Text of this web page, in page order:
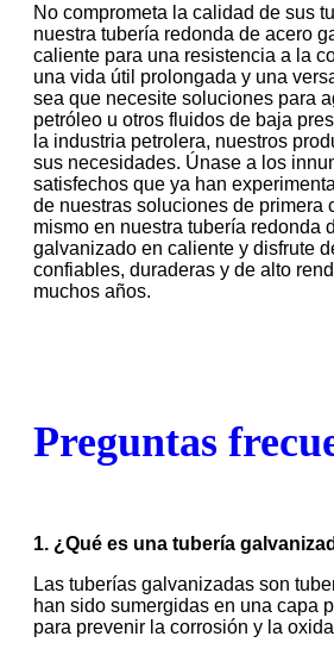
No comprometa la calidad de sus
nuestra tubería redonda de acero
caliente para una resistencia a la
una vida útil prolongada y una
sea que necesite soluciones para
petróleo u otros fluidos de baja
la industria petrolera, nuestros
sus necesidades. Únase a los
satisfechos que ya han
de nuestras soluciones de primera
mismo en nuestra tubería redonda
galvanizado en caliente y disfrute
confiables, duraderas y de alto
muchos años.
Preguntas
1. ¿Qué es una tubería
Las tuberías galvanizadas son
han sido sumergidas en una capa
para prevenir la corrosión y la